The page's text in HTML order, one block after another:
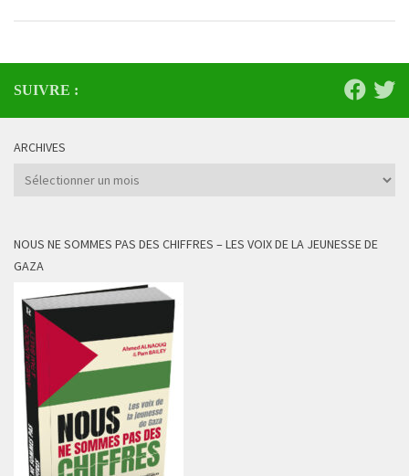
SUIVRE :
ARCHIVES
Archives
NOUS NE SOMMES PAS DES CHIFFRES – LES VOIX DE LA JEUNESSE DE
GAZA